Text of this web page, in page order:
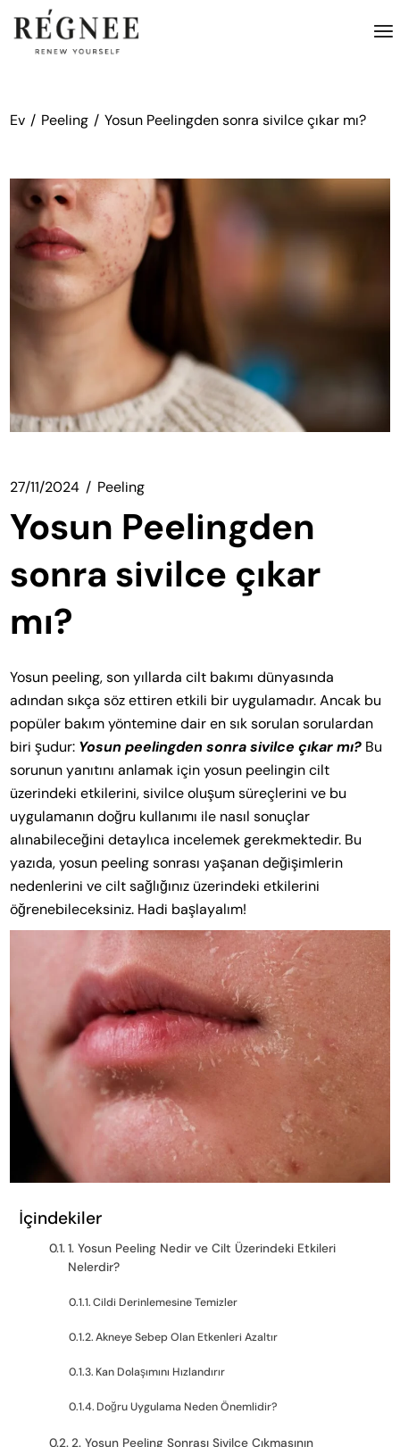
atla
Ev Peeling Yosun Peelingden sonra sivilce çıkar mı?
27/11/2024 Peeling
Yosun Peelingden
sonra sivilce çıkar
mı?
Yosun peeling, son yıllarda cilt bakımı dünyasında
adından sıkça söz ettiren etkili bir uygulamadır. Ancak bu
popüler bakım yöntemine dair en sık sorulan sorulardan
biri şudur: Yosun peelingden sonra sivilce çıkar mı? Bu
sorunun yanıtını anlamak için yosun peelingin cilt
üzerindeki etkilerini, sivilce oluşum süreçlerini ve bu
uygulamanın doğru kullanımı ile nasıl sonuçlar
alınabileceğini detaylıca incelemek gerekmektedir. Bu
yazıda, yosun peeling sonrası yaşanan değişimlerin
nedenlerini ve cilt sağlığınız üzerindeki etkilerini
öğrenebileceksiniz. Hadi başlayalım!
İçindekiler
1. Yosun Peeling Nedir ve Cilt Üzerindeki Etkileri
Nelerdir?
Cildi Derinlemesine Temizler
Akneye Sebep Olan Etkenleri Azaltır
Kan Dolaşımını Hızlandırır
Doğru Uygulama Neden Önemlidir?
2. Yosun Peeling Sonrası Sivilce Çıkmasının